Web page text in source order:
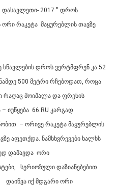
დასავლეთი- 2017 '' დროს
ორი რაკეტა მაყურებლის თავზე
სწავლების დროს ვერტმფრენ კა 52
500 მეტრი რჩებოდათ, როცა
რაღაც მოიშალა და ფრენის
– იუწყება 66.RU კარგად
– ორივე რაკეტა მაყურებლის
აფეთქდა. ნამსხვრევები ხალხს
დაშავდა ორი
სერიოზული დაზიანებებით
დაიწვა იქ მდგარი ორი